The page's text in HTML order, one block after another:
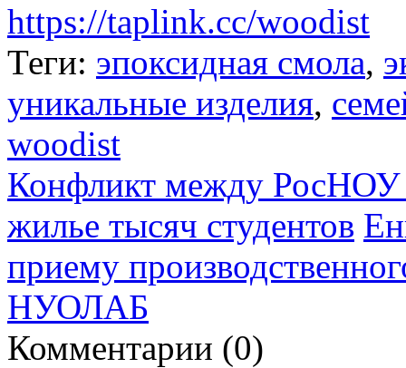
https://taplink.cc/woodist
Теги: эпоксидная смола,
уникальные изделия,
woodist
Конфликт между РосНОУ
жилье тысяч студентов
приему
НУОЛАБ
Комментарии (0)